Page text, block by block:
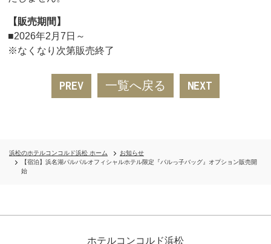
【販売期間】
■2026年2月7日～
※なくなり次第販売終了
PREV 一覧へ戻る NEXT
浜松のホテルコンコルド浜松 ホーム
お知らせ
【宿泊】浜名湖パルパルオフィシャルホテル限定『パルっ子バッグ』オプション販売開
始
ホテルコンコルド浜松